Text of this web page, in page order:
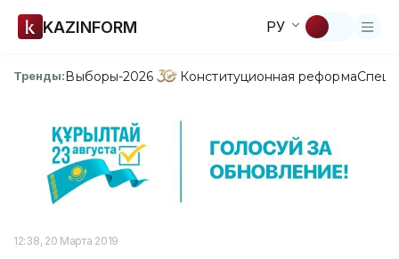
KAZINFORM РУ
Тренды:Выборы-2026 Конституционная реформа
12:38, 20 Марта 2019